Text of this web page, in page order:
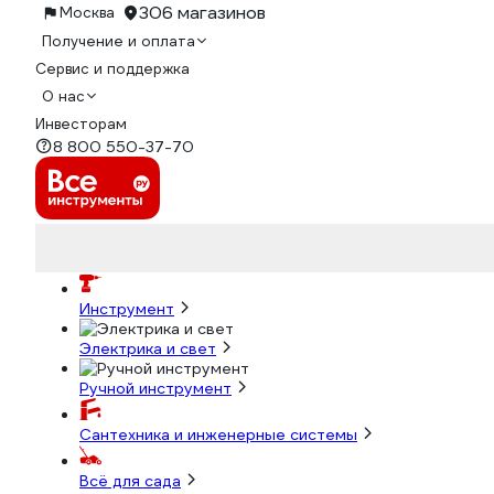
Москва 306 магазинов
Получение и оплата
Сервис и поддержка
О нас
Инвесторам
8 800 550-37-70
Инструмент
Электрика и свет
Ручной инструмент
Сантехника и инженерные системы
Всё для сада